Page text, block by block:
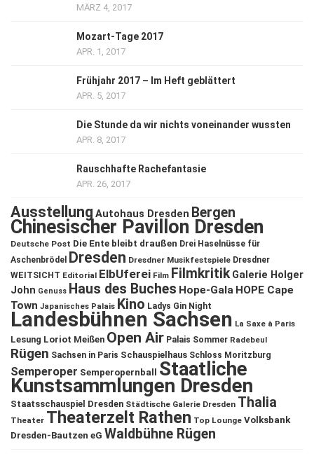
MÄRZ 4, 2017
Mozart-Tage 2017
APR. 1, 2017
Frühjahr 2017 – Im Heft geblättert
APR. 5, 2017
Die Stunde da wir nichts voneinander wussten
APR. 8, 2017
Rauschhafte Rachefantasie
APR. 26, 2017
Ausstellung Autohaus Dresden Bergen
Chinesischer Pavillon Dresden
Deutsche Post Die Ente bleibt draußen Drei Haselnüsse für
Aschenbrödel
Dresden Dresdner Musikfestspiele Dresdner
WEITSICHT Editorial ElbUferei Film Filmkritik Galerie Holger
John Genuss Haus des Buches Hope-Gala HOPE Cape
Town Japanisches Palais Kino Ladys Gin Night
Landesbühnen Sachsen La Saxe à Paris
Lesung Loriot Meißen Open Air Palais Sommer Radebeul
Rügen Sachsen in Paris Schauspielhaus Schloss Moritzburg
Semperoper Semperopernball Staatliche
Kunstsammlungen Dresden
Staatsschauspiel Dresden Städtische Galerie Dresden Thalia
Theater Theaterzelt Rathen Top Lounge Volksbank
Dresden-Bautzen eG Waldbühne Rügen